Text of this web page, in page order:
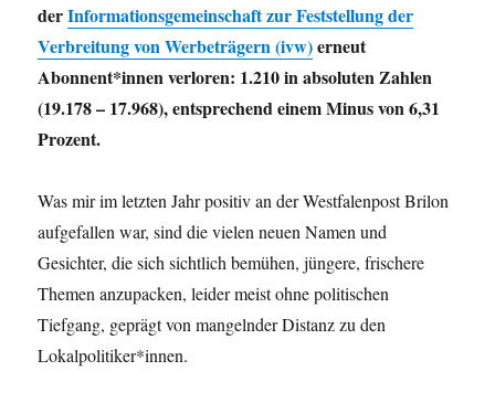
derInformationsgemeinschaft zur Feststellung der
Verbreitung von Werbeträgern (ivw)erneut
Abonnent*innen verloren: 1.210 in absoluten Zahlen
(19.178 – 17.968), entsprechend einem Minus von 6,31
Prozent.
Was mir im letzten Jahr positiv an der Westfalenpost Brilon
aufgefallen war, sind die vielen neuen Namen und
Gesichter, die sich sichtlich bemühen, jüngere, frischere
Themen anzupacken, leider meist ohne politischen
Tiefgang, geprägt von mangelnder Distanz zu den
Lokalpolitiker*innen.